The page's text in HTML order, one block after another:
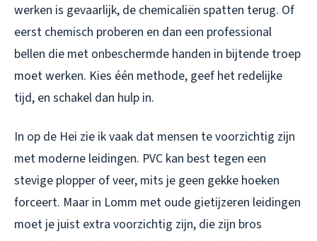
werken is gevaarlijk, de chemicaliën spatten terug. Of
eerst chemisch proberen en dan een professional
bellen die met onbeschermde handen in bijtende troep
moet werken. Kies één methode, geef het redelijke
tijd, en schakel dan hulp in.
In op de Hei zie ik vaak dat mensen te voorzichtig zijn
met moderne leidingen. PVC kan best tegen een
stevige plopper of veer, mits je geen gekke hoeken
forceert. Maar in Lomm met oude gietijzeren leidingen
moet je juist extra voorzichtig zijn, die zijn bros